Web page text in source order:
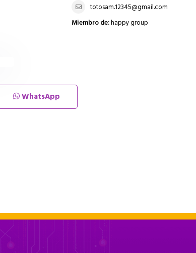
totosam.12345@gmail.com
Miembro de:happy group
WhatsApp